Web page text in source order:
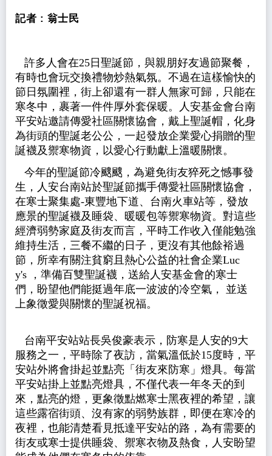
記者 : 翁士民
許多人會在25日聖誕節， 與親朋好友過節聚餐 ，
有時也會玩交換禮物炒熱氣氛。不過在這樣愉快的
節日氛圍裡，街上卻還有一群人無家可歸，只能在
寒冬中， 裹著一件件厚外套保暖。
人安基金會台南
平安站邀請傳愛社區關懷協會 ， 戴上聖誕帽 ， 化身
為街頭的聖誕老公公 ， 一起發放企業愛心捐贈的聖
誕襪及禦寒物資，以愛心行動獻上溫暖關懷。
今年的聖誕節冷颼颼， 為避免街友猝死之憾事發
生 ， 人安台南站於聖誕節攜手傳愛社區關懷協會 ，
在寒士聚集處-東豐地下道、 台南火車站等 ， 發放
應景的聖誕襪及 睡袋、暖暖包等禦寒物資。 對這些
經濟弱勢家庭及街友而言，平時工作收入僅能勉強
維持生活， 三餐不繼的日子，更沒有其他餘裕過
節 ， 所幸有關注貧窮 且熱心公益的社會企業Luc
y's
， 準備百雙聖誕襪，送給人安基金會的寒士
們，盼望他們能挺過年底一波波的冷空氣，
並送
上象徵愛與關懷的聖誕祝福。
台南平安站站長吳俊豪表示，防寒是人安的9大
服務之一，平時除了夜訪，當氣溫低於15度時，平
安站外將會掛起並點亮「街友來防寒」燈具。每當
平安站掛上並點亮燈具， 不僅代表一年冬天的到
來，點亮的燈，更象徵點燃寒士黑夜裡的希望， 讓
這些露宿街頭、沒有家的弱勢族群， 即便在寒冷的
夜裡，也能清楚看見抵達平安站的路，為有需要的
街友或寒士提供睡袋、 禦寒衣物及熱食，人安盼望